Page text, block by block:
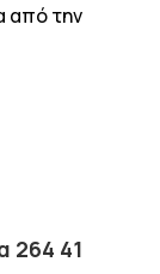
από την
264 41